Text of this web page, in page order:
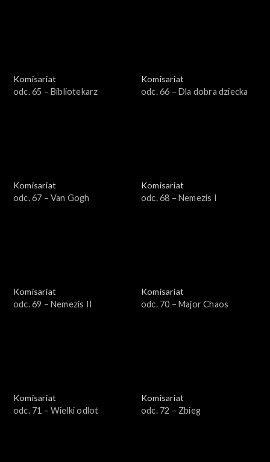
Komisariat
odc. 65 – Bibliotekarz
Komisariat
odc. 66 – Dla dobra dziecka
Komisariat
odc. 67 – Van Gogh
Komisariat
odc. 68 – Nemezis I
Komisariat
odc. 69 – Nemezis II
Komisariat
odc. 70 – Major Chaos
Komisariat
odc. 71 – Wielki odlot
Komisariat
odc. 72 – Zbieg